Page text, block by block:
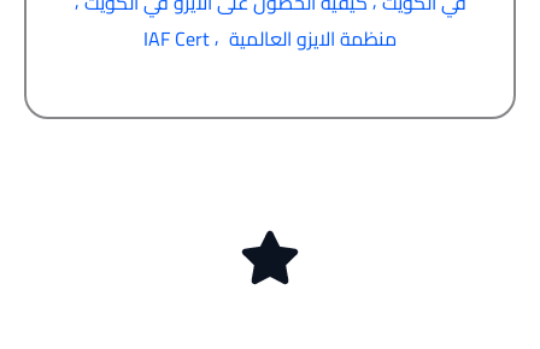
منظمة الايزو العالمية ,
IAF Cert